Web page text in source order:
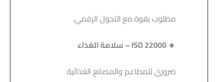
مطلوب بقوة مع التحول الرقمي.
🔹 ISO 22000 –
سلامة الغذاء
ضروري للمطاعم والمصانع الغذائية.